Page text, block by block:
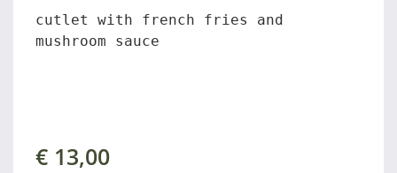
cutlet with french fries and
mushroom sauce
€ 13,00